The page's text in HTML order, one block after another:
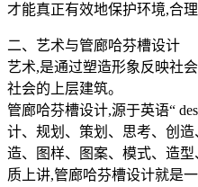
才能真正有效地保护环境,合
二、艺术与管廊哈芬槽设计
艺术,是通过塑造形象反映社
社会的上层建筑。
管廊哈芬槽设计,源于英语“
计、规划、策划、思考、创
造、图样、图案、模式、造
质上讲,管廊哈芬槽设计就是